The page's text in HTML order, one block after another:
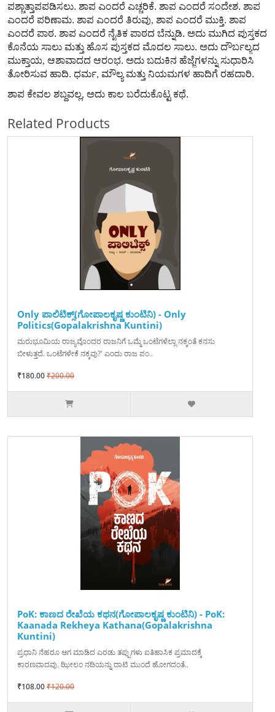
ಪಶ್ಚಾತ್ತಾಪಪಡಿಸಲು. ಶಾಪ ಎಂದರೆ ಎಚ್ಚರಿಕೆ. ಶಾಪ ಎಂದರೆ ಸಂದೇಶ. ಶಾಪ
ಎಂದರೆ ಪರಿಣಾಮ. ಶಾಪ ಎಂದರೆ ತಿರುವು, ಶಾಪ ಎಂದರೆ ಮುಕ್ತಿ. ಶಾಪ
ಎಂದರೆ ಪಾಠ. ಶಾಪ ಎಂದರೆ ನೈತಿಕ ಪಾಠದ ಬೆನ್ನುಡಿ. ಅದು ಮುಗಿದ ಪುಸ್ತಕದ
ಕೊನೆಯ ಸಾಲು ಮತ್ತು ಹೊಸ ಪುಸ್ತಕದ ಮೊದಲ ಸಾಲು. ಅದು ದೌರ್ಬಲ್ಯದ
ಮುಕ್ತಾಯ, ಆಶಾವಾದದ ಆರಂಭ. ಅದು ಬದುಕಿನ ಹೆಜ್ಜೆಗಳನ್ನು ಸುಧಾರಿಸಿ
ತೋರಿಸುವ ಹಾದಿ. ಧರ್ಮ, ಮೌಲ್ಯ ಮತ್ತು ನಿಯಮಗಳ ಹಾದಿಗೆ ರಹದಾರಿ.
ಶಾಪ ಕೇವಲ ಶಬ್ದವಲ್ಲ, ಅದು ಕಾಲ ಬರೆದುಕೊಟ್ಟ ಕಥೆ.
Related Products
Only ಪಾಲಿಟಿಕ್ಸ್(ಗೋಪಾಲಕೃಷ್ಣ ಕುಂಟಿನಿ) - Only
Politics(Gopalakrishna Kuntini)
ಮರುಭೂಮಿಯ ರಾಜ್ಯವೊಂದರ ರಾಜನಿಗೆ ಒಮ್ಮೆ ಒಂಟೆಗಳೆಲ್ಲಾ ನಕ್ಕಂತೆ ಕನಸು
ಬೀಳುತ್ತದೆ. ಒಂಟೆಗಳೇಕೆ ನಕ್ಕವು?' ಎಂದು ರಾಜ ಪಂ..
₹180.00₹200.00
PoK: ಕಾಣದ ರೇಖೆಯ ಕಥನ(ಗೋಪಾಲಕೃಷ್ಣ ಕುಂಟಿನಿ) - PoK:
Kaanada Rekheya Kathana(Gopalakrishna
Kuntini)
ಪ್ರಧಾನಿ ನೆಹರೂ ಆಗ ಮಾಡಿದ ಎರಡು ತಪ್ಪುಗಳು ಐತಿಹಾಸಿಕ ಪ್ರಮಾದಕ್ಕೆ
ಕಾರಣವಾದವು. ಝೀಲಂ ನದಿಯನ್ನು ದಾಟಿ ಮುಂದೆ ಹೋಗದಂತೆ..
₹108.00₹120.00